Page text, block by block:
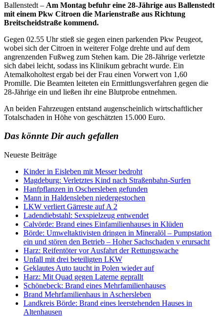
Ballenstedt – Am Montag befuhr eine 28-Jährige aus Ballenstedt
mit einem Pkw Citroen die Marienstraße aus Richtung
Breitscheidstraße kommend.
Gegen 02.55 Uhr stieß sie gegen einen parkenden Pkw Peugeot,
wobei sich der Citroen in weiterer Folge drehte und auf dem
angrenzenden Fußweg zum Stehen kam. Die 28-Jährige verletzte
sich dabei leicht, sodass ins Klinikum gebracht wurde. Ein
Atemalkoholtest ergab bei der Frau einen Vorwert von 1,60
Promille. Die Beamten leiteten ein Ermittlungsverfahren gegen die
28-Jährige ein und ließen ihr eine Blutprobe entnehmen.
An beiden Fahrzeugen entstand augenscheinlich wirtschaftlicher
Totalschaden in Höhe von geschätzten 15.000 Euro.
Das könnte Dir auch gefallen
Neueste Beiträge
Kinder in Eisleben mit Messer bedroht
Magdeburg: Verletztes Kind nach Straßenbahn-Surfen
Hanfpflanzen in Oschersleben gefunden
Mann in Haldensleben niedergestochen
LKW verliert Gärreste auf A 2
Ladendiebstahl: Sexspielzeug entwendet
Calvörde: Brand eines Einfamilienhauses in Klüden
Börde: Umweltaktivisten dringen in Mineralöl – Pumpstation
ein und stören den Betrieb – Hoher Sachschaden v erursacht
Harz: Reifentöter vor Ausfahrt der Rettungswache
Unfall mit drei beteiligten LKW
Geklautes Auto taucht in Polen wieder auf
Harz: Mit Quad gegen Laterne geprallt
Schönebeck: Brand eines Mehrfamilienhauses
Brand Mehrfamilienhaus in Aschersleben
Landkreis Börde: Brand eines leerstehenden Hauses in
Altenhausen